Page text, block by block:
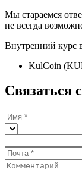
Мы стараемся
не всегда
Внутренний курс
KulCoin
Связаться